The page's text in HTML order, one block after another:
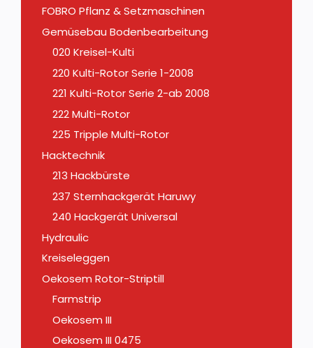
FOBRO Pflanz & Setzmaschinen
Gemüsebau Bodenbearbeitung
020 Kreisel-Kulti
220 Kulti-Rotor Serie 1-2008
221 Kulti-Rotor Serie 2-ab 2008
222 Multi-Rotor
225 Tripple Multi-Rotor
Hacktechnik
213 Hackbürste
237 Sternhackgerät Haruwy
240 Hackgerät Universal
Hydraulic
Kreiseleggen
Oekosem Rotor-Striptill
Farmstrip
Oekosem III
Oekosem III 0475